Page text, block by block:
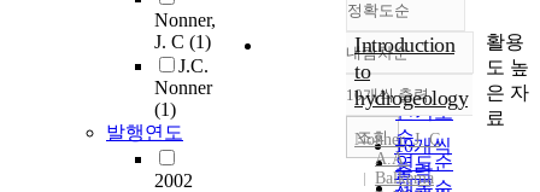
Nonner,
J. C (1)
J.C.
Nonner
(1)
발행연도
2002
정확도순
정확도
순
인기도
순
연도순
내림차순
내림차순
10개씩 출력
10개씩
출력
조회
Introduction
to
hydrogeology
Nonner,J.C
A.A.
Balkema
활용
도 높
은 자
료